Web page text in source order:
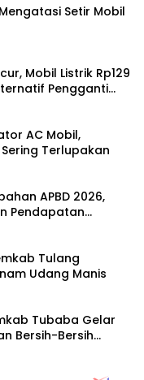
Setir Mobil
Mobil Listrik Rp129
Pengganti
AC Mobil,
Terlupakan
APBD 2026,
Pendapatan
Tulang
Udang Manis
Tubaba Gelar
Bersih-Bersih